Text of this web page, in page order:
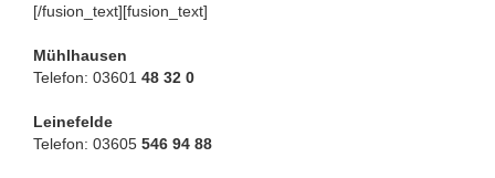
[/fusion_text][fusion_text]
Mühlhausen
Telefon: 03601 48 32 0
Leinefelde
Telefon: 03605 546 94 88